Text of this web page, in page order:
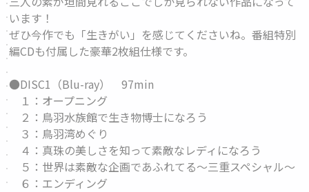
います！
ぜひ今作でも「生きがい」を感じてくださいね。番組特別
編CDも付属した豪華2枚組仕様です。
●DISC1（Blu-ray） 97min
１：オープニング
２：鳥羽水族館で生き物博士になろう
３：鳥羽湾めぐり
４：真珠の美しさを知って素敵なレディになろう
５：世界は素敵な企画であふれてる～三重スペシャル～
６：エンディング